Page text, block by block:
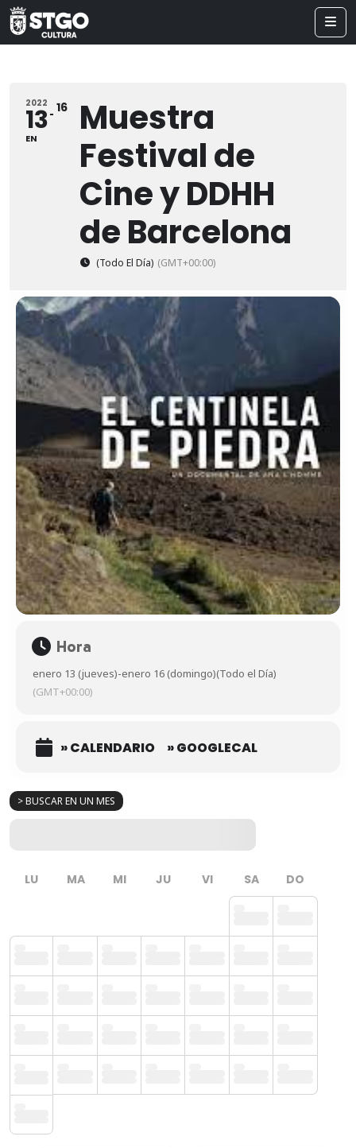
> BUSCAR EN UN MES
LU MA MI JU VI SA DO
2022
13
EN
16
Muestra
Festival de
Cine y DDHH
de Barcelona
(Todo El Día) (GMT+00:00)
Hora
enero 13 (jueves)-enero 16 (domingo)(Todo el Día)
(GMT+00:00)
» CALENDARIO » GOOGLECAL